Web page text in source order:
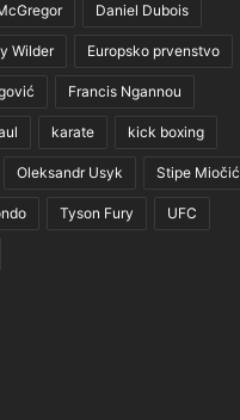
Daniel Dubois
Wilder Europsko prvenstvo
Francis Ngannou
karate kick boxing
Oleksandr Usyk Stipe Miočić
Tyson Fury UFC